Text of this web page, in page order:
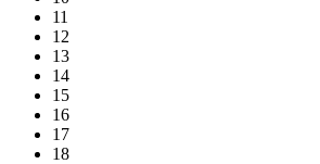
11
12
13
14
15
16
17
18